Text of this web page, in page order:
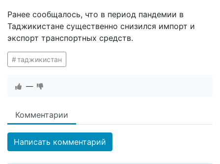
Ранее сообщалось, что в период пандемии в
Таджикистане существенно снизился импорт и
экспорт транспортных средств.
таджикистан
—
Комментарии
Написать комментарий